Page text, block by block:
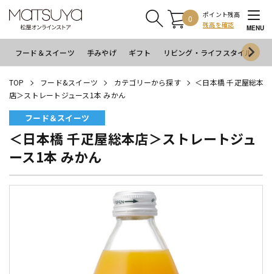
0
ポイント残高
残高を確認
MENU
フード＆スイーツ 手みやげ ギフト リビング・ライフスタイル
TOP フード&スイーツ カテゴリーから探す
＜日本橋 千疋屋総本
店＞ストレートジュース1本 みかん
フード＆スイーツ
＜日本橋 千疋屋総本店＞ストレートジュ
ース1本 みかん